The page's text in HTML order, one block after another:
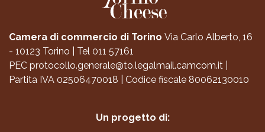
Camera di commercio di Torino Via Carlo Alberto, 16
- 10123 Torino
Tel 011 57161
PEC protocollo.generale@to.legalmail.camcom.it
Partita IVA 02506470018
Codice fiscale 80062130010
Un progetto di: